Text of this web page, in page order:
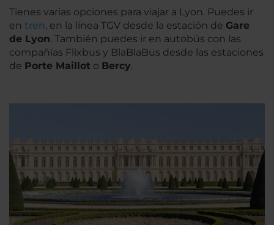
Tienes varias opciones para viajar a Lyon. Puedes ir
en tren, en la línea TGV desde la estación de Gare
de Lyon. También puedes ir en autobús con las
compañías Flixbus y BlaBlaBus desde las estaciones
de Porte Maillot o Bercy.